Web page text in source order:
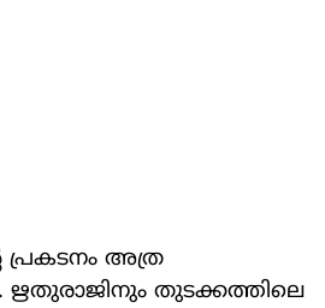
പ്രകടനം അത്ര
ഋതുരാജിനും തുടക്കത്തിലെ